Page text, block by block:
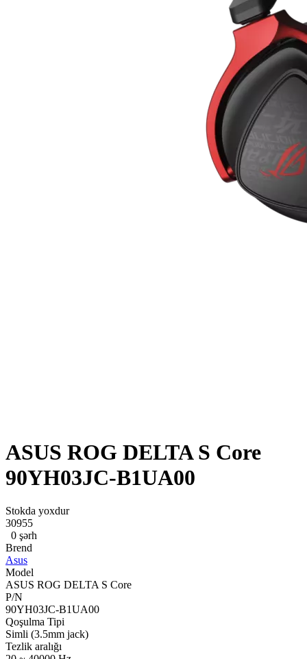
ASUS ROG DELTA S Core
90YH03JC-B1UA00
Stokda yoxdur
30955
0 şərh
Brend
Asus
Model
ASUS ROG DELTA S Core
P/N
90YH03JC-B1UA00
Qoşulma Tipi
Simli (3.5mm jack)
Tezlik aralığı